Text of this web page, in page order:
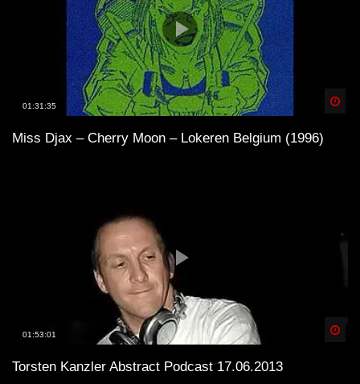
01:31:35
Miss Djax – Cherry Moon – Lokeren Belgium (1996)
01:53:01
Torsten Kanzler Abstract Podcast 17.06.2013